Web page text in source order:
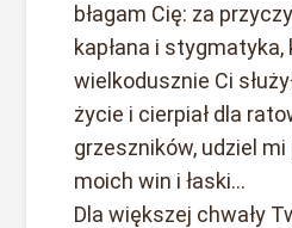
błagam Cię: za
kapłana i stygmatyka,
wielkodusznie Ci
życie i cierpiał dla
grzeszników, udziel
moich win i łaski...
Dla większej chwały